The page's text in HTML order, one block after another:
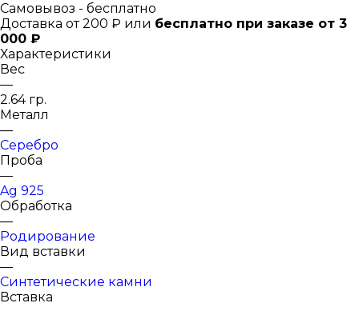
Самовывоз - бесплатно
Доставка от 200 ₽ или бесплатно при заказе от 3
000 ₽
Характеристики
Вес
—
2.64 гр.
Металл
—
Серебро
Проба
—
Ag 925
Обработка
—
Родирование
Вид вставки
—
Синтетические камни
Вставка